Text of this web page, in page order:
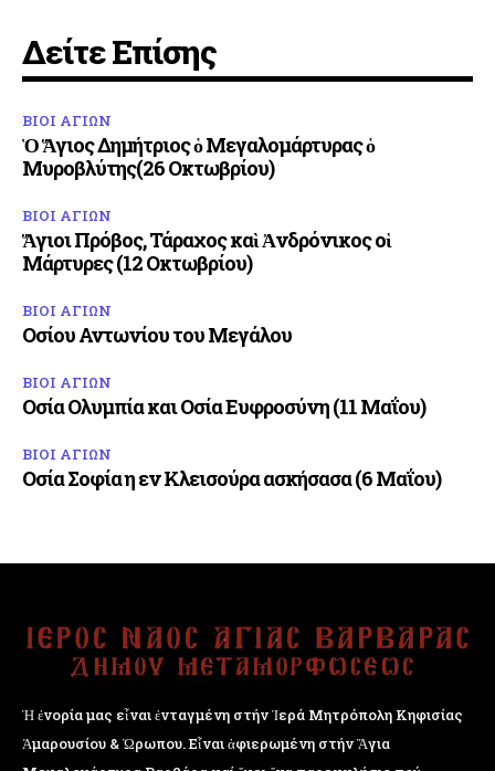
Δείτε Επίσης
ΒΙΟΙ ΑΓΙΩΝ
Ὁ Ἅγιος Δημήτριος ὁ Μεγαλομάρτυρας ὁ
Μυροβλύτης(26 Οκτωβρίου)
ΒΙΟΙ ΑΓΙΩΝ
Ἅγιοι Πρόβος, Τάραχος καὶ Ἀνδρόνικος οἱ
Μάρτυρες (12 Οκτωβρίου)
ΒΙΟΙ ΑΓΙΩΝ
Οσίου Αντωνίου του Μεγάλου
ΒΙΟΙ ΑΓΙΩΝ
Οσία Ολυμπία και Οσία Ευφροσύνη (11 Μαΐου)
ΒΙΟΙ ΑΓΙΩΝ
Οσία Σοφία η εν Κλεισούρα ασκήσασα (6 Μαΐου)
Ἡ ἐνορία μας εἶναι ἐνταγμένη στήν Ἱερά Μητρόπολη Κηφισίας
Ἁμαρουσίου & Ὠρωπου. Εἶναι ἀφιερωμένη στήν Ἅγια